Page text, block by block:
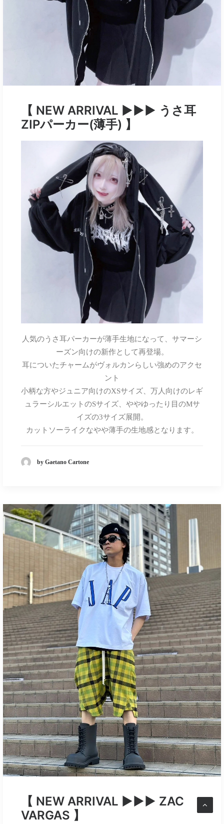
【 NEW ARRIVAL ▶︎▶︎▶︎ うさ耳
ZIPパーカー(薄手) 】
人気のうさ耳パーカーが薄手生地になって、サマーシ
ーズン向けの新作として再登場。
耳についたチャームがヴォルカンらしい強めのアクセ
ント
小柄な方やジュニア向けのXSサイズ、万人向けのレギ
ュラーシルエットのSサイズ、ややゆったり目のMサ
イズの3サイズ展開。
カットソーライクなやや薄手の生地感となります。
by Gaetano Cartone
【 NEW ARRIVAL ▶︎▶︎▶︎ ZAC
VARGAS 】